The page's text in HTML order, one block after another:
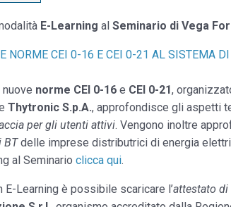
E-Learning al Seminario di Vega
NORME CEI 0-16 E CEI 0-21 AL SISTEMA
norme CEI 0-16 e CEI 0-21,
Thytronic S.p.A., approfondisce gli aspetti
per gli utenti attivi. Vengono inoltre
BTdelle imprese distributrici di energia
al Seminario clicca qui.
Learning è possibile scaricare l’attestato di